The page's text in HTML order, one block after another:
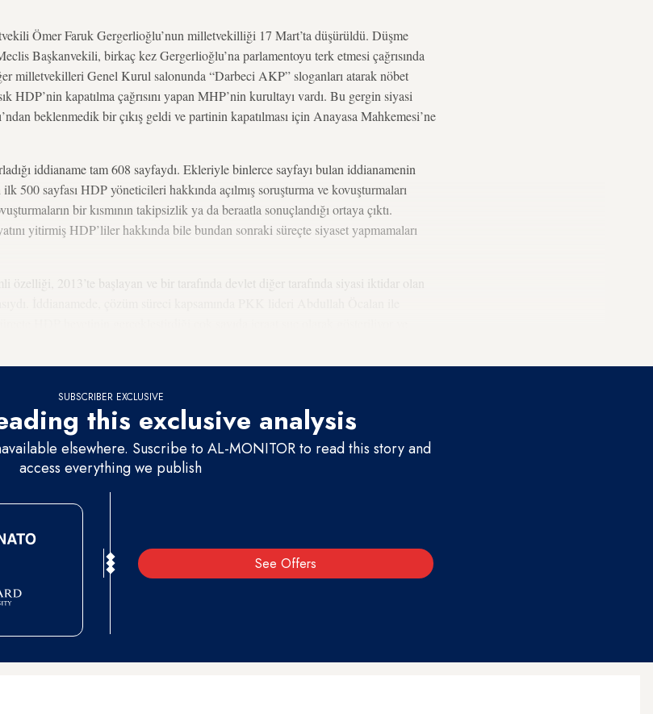
Ömer Faruk Gergerlioğlu’nun milletvekilliği 17 Mart’ta düşürüldü. Düşme
Başkanvekili, birkaç kez Gergerlioğlu’na parlamentoyu terk etmesi çağrısında
milletvekilleri Genel Kurul salonunda “Darbeci AKP” sloganları atarak nöbet
HDP’nin kapatılma çağrısını yapan MHP’nin kurultayı vardı. Bu gergin siyasi
beklenmedik bir çıkış geldi ve partinin kapatılması için Anayasa Mahkemesi’ne
iddianame tam 608 sayfaydı. Ekleriyle binlerce sayfayı bulan iddianamenin
500 sayfası HDP yöneticileri hakkında açılmış soruşturma ve kovuşturmaları
bir kısmının takipsizlik ya da beraatla sonuçlandığı ortaya çıktı.
yitirmiş HDP’liler hakkında bile bundan sonraki süreçte siyaset yapmamaları
özelliği, 2013’te başlayan ve bir tarafında devlet diğer tarafında siyasi iktidar olan
SUBSCRIBER EXCLUSIVE
this exclusive analysis
elsewhere. Suscribe to AL-MONITOR to read this story and
access everything we publish
See Offers